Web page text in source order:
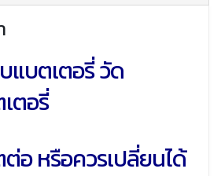
แบตเตอรี่ วัด
ตอรี่
ต่อ หรือควรเปลี่ยนได้